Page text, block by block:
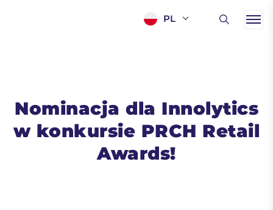
PL
Nominacja dla Innolytics
w konkursie PRCH Retail
Awards!